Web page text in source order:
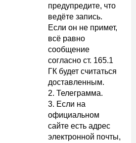
предупредите, что
ведёте запись.
Если он не примет,
всё равно
сообщение
согласно ст. 165.1
ГК будет считаться
доставленным.
2. Телеграмма.
3. Если на
официальном
сайте есть адрес
электронной почты,